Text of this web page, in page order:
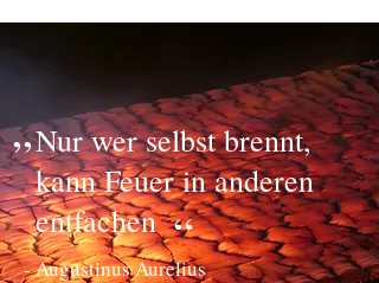
„Nur wer selbst brennt,
kann Feuer in anderen
entfachen “
- Augustinus Aurelius